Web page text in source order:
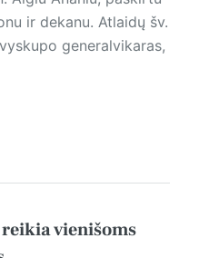
ir dekanu. Atlaidų šv.
generalvikaras,
vienišoms